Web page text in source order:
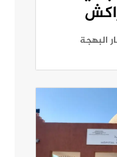
البهجة